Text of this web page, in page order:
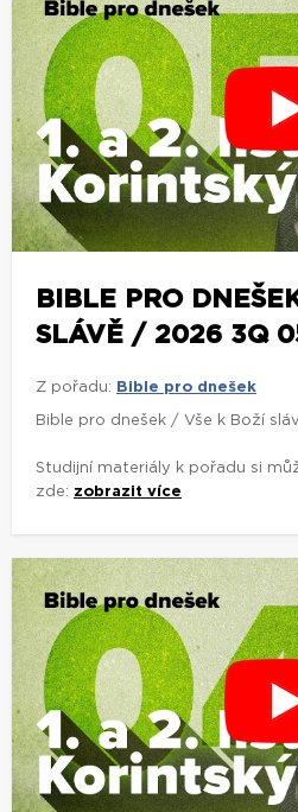
BIBLE PRO
SLÁVĚ / 2026 3Q
Z pořadu: Bible pro dnešek
Bible pro dnešek / Vše k Boží
Studijní materiály k pořadu si
zde: zobrazit více